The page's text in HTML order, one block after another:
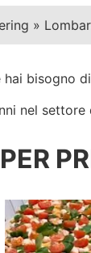
»
hai bisogno
nel